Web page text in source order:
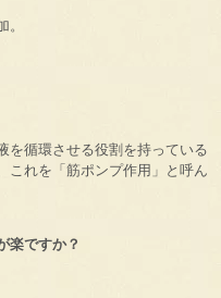
を循環させる役割を持っている
これを「筋ポンプ作用」と呼ん
楽ですか？